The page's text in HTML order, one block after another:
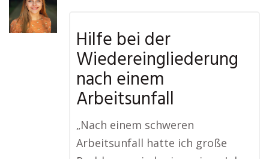
Hilfe bei der
Wiedereingliederung
nach einem
Arbeitsunfall
„Nach einem schweren
Arbeitsunfall hatte ich große